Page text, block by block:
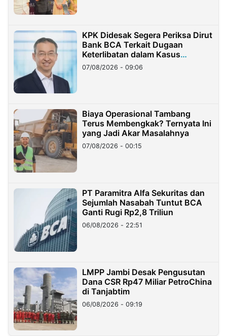
KPK Didesak Segera Periksa Dirut
Bank BCA Terkait Dugaan
Keterlibatan dalam Kasus
Hilangnya Dana Nasabah Rp2,58
Miliar
07/08/2026 - 09:06
Biaya Operasional Tambang
Terus Membengkak? Ternyata Ini
yang Jadi Akar Masalahnya
07/08/2026 - 00:15
PT Paramitra Alfa Sekuritas dan
Sejumlah Nasabah Tuntut BCA
Ganti Rugi Rp2,8 Triliun
06/08/2026 - 22:51
LMPP Jambi Desak Pengusutan
Dana CSR Rp47 Miliar PetroChina
di Tanjabtim
06/08/2026 - 09:19